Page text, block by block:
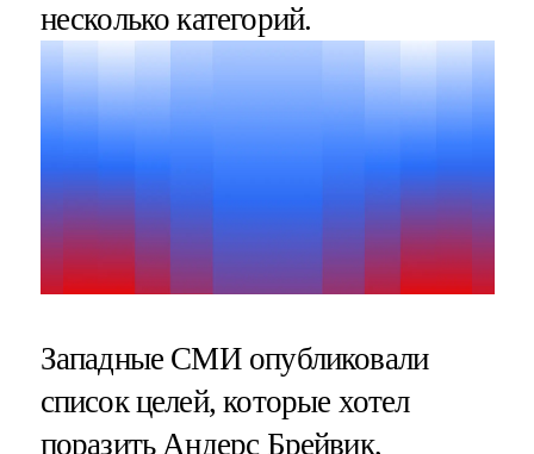
несколько категорий.
Западные СМИ опубликовали
список целей, которые хотел
поразить Андерс Брейвик,